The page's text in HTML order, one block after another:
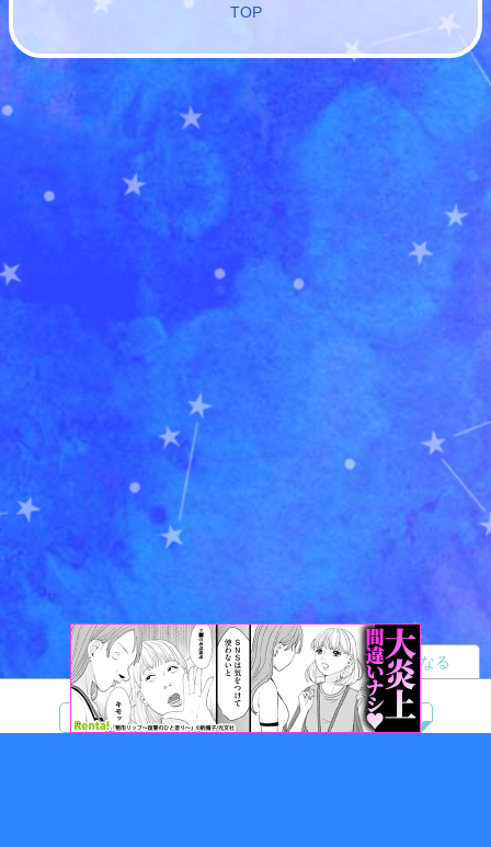
TOP
夢小説 ツイステ R18 鬼滅の刃 BL
読者になる